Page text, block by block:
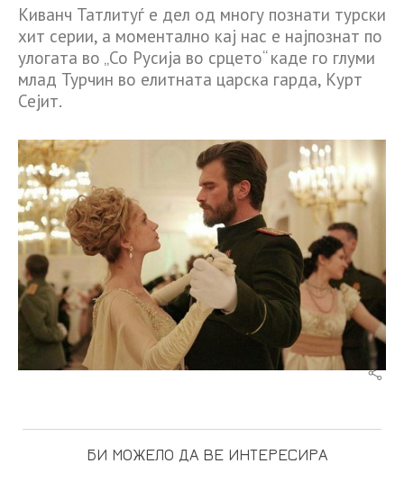
Киванч Татлитуѓ е дел од многу познати турски
хит серии, а моментално кај нас е најпознат по
улогата во „Со Русија во срцето“ каде го глуми
млад Турчин во елитната царска гарда, Курт
Сејит.
БИ МОЖЕЛО ДА ВЕ ИНТЕРЕСИРА